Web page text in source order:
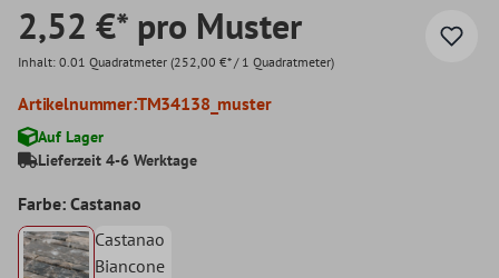
2,52 €* pro Muster
Inhalt: 0.01 Quadratmeter (252,00 €* / 1 Quadratmeter)
Artikelnummer:TM34138_muster
Auf Lager
Lieferzeit 4-6 Werktage
Farbe: Castanao
Castanao
Biancone